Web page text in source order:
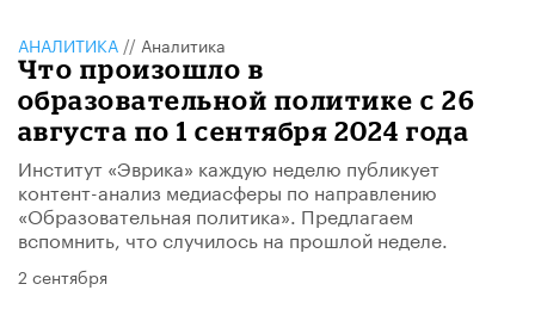
АНАЛИТИКА // Аналитика
Что произошло в
образовательной политике с 26
августа по 1 сентября 2024 года
Институт «Эврика» каждую неделю публикует
контент-анализ медиасферы по направлению
«Образовательная политика». Предлагаем
вспомнить, что случилось на прошлой неделе.
2 сентября